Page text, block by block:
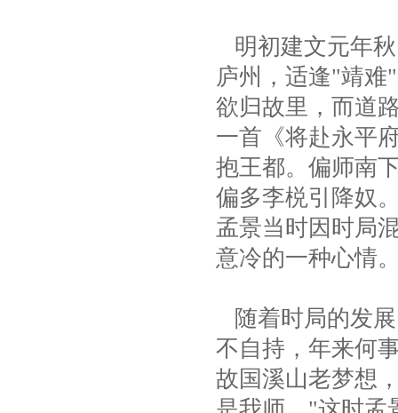
明初建文元年
庐州，适逢"靖难
欲归故里，而道
一首《将赴永平
抱王都。偏师南
偏多李棁引降奴
孟景当时因时局
意冷的一种心情
随着时局的发
不自持，年来何
故国溪山老梦想